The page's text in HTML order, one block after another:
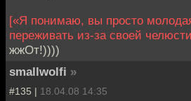
[«Я понимаю, вы просто
переживать из-за своей
жжОт!))))
smallwolfi »
#135 | 18.04.08 14:35